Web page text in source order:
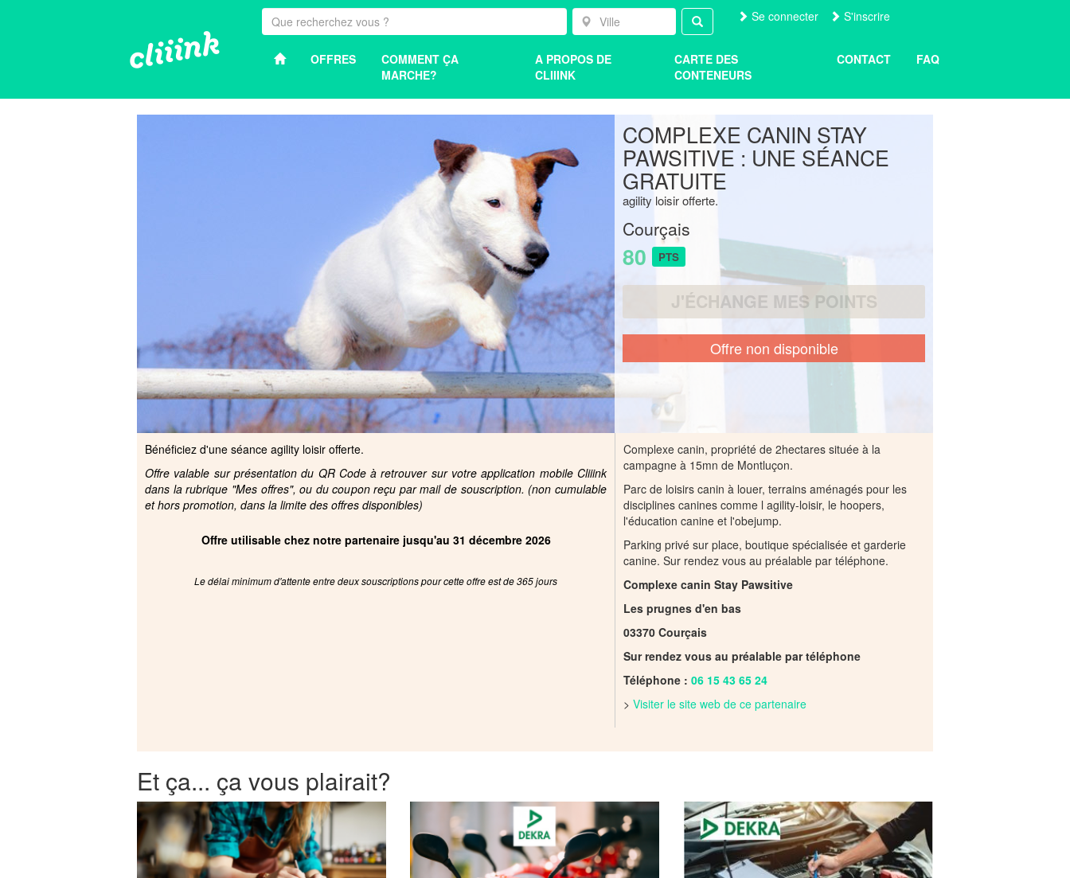
Se connecter S'inscrire
OFFRES
COMMENT ÇA
MARCHE?
A PROPOS DE
CLIIINK
CARTE DES
CONTENEURS
CONTACT FAQ
COMPLEXE CANIN STAY
PAWSITIVE : UNE SÉANCE
GRATUITE
agility loisir offerte.
Courçais
80 PTS
J'ÉCHANGE MES POINTS
Offre non disponible
Bénéficiez d'une séance agility loisir offerte.
Offre valable sur présentation du QR Code à retrouver sur votre application mobile Cliiink
dans la rubrique "Mes offres", ou du coupon reçu par mail de souscription. (non cumulable
et hors promotion, dans la limite des offres disponibles)
Offre utilisable chez notre partenaire jusqu'au 31 décembre 2026
Le délai minimum d'attente entre deux souscriptions pour cette offre est de 365 jours
Complexe canin, propriété de 2hectares située à la
campagne à 15mn de Montluçon.
Parc de loisirs canin à louer, terrains aménagés pour les
disciplines canines comme l agility-loisir, le hoopers,
l'éducation canine et l'obejump.
Parking privé sur place, boutique spécialisée et garderie
canine. Sur rendez vous au préalable par téléphone.
Complexe canin Stay Pawsitive
Les prugnes d'en bas
03370 Courçais
Sur rendez vous au préalable par téléphone
Téléphone : 06 15 43 65 24
> Visiter le site web de ce partenaire
Et ça... ça vous plairait?